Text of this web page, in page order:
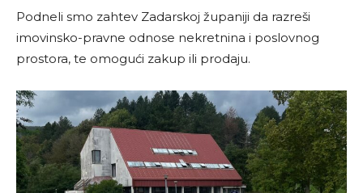
Podneli smo zahtev Zadarskoj županiji da razreši
imovinsko-pravne odnose nekretnina i poslovnog
prostora, te omogući zakup ili prodaju.